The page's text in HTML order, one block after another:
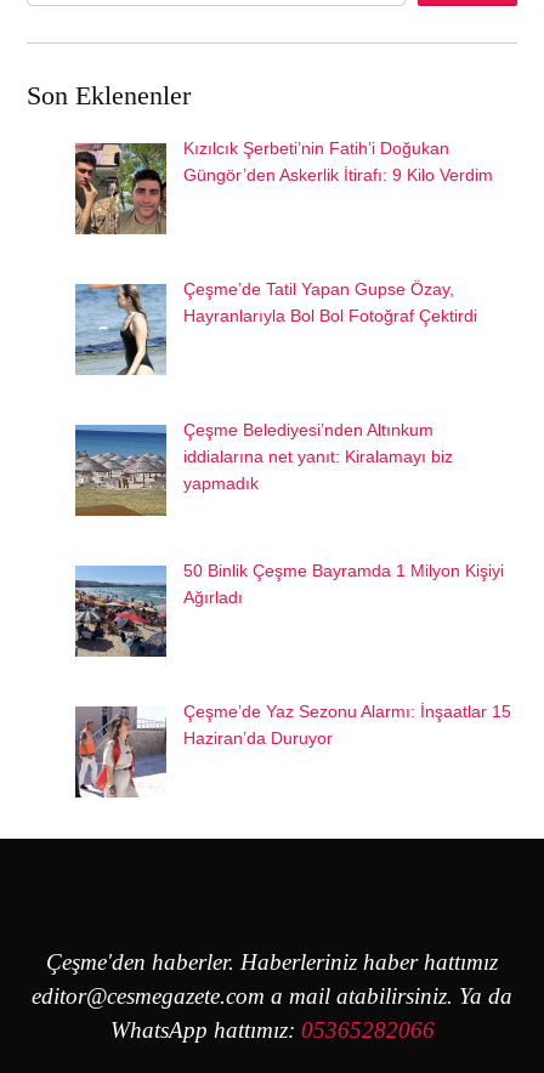
Son Eklenenler
Kızılcık Şerbeti’nin Fatih’i Doğukan
Güngör’den Askerlik İtirafı: 9 Kilo Verdim
Çeşme’de Tatil Yapan Gupse Özay,
Hayranlarıyla Bol Bol Fotoğraf Çektirdi
Çeşme Belediyesi’nden Altınkum
iddialarına net yanıt: Kiralamayı biz
yapmadık
50 Binlik Çeşme Bayramda 1 Milyon Kişiyi
Ağırladı
Çeşme’de Yaz Sezonu Alarmı: İnşaatlar 15
Haziran’da Duruyor
Çeşme'den haberler. Haberleriniz haber hattımız
editor@cesmegazete.com a mail atabilirsiniz. Ya da
WhatsApp hattımız: 05365282066